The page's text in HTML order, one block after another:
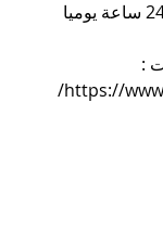
خدمة هاتفية + واتساب 24 ساعة يوميا
:
https://